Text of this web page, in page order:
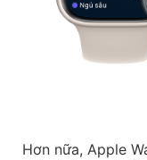
Hơn nữa, Apple